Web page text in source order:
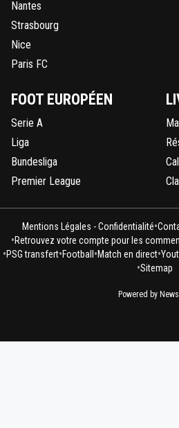
Nantes
Strasbourg
Nice
Paris FC
FOOT EUROPÉEN
Serie A
Liga
Bundesliga
Premier League
Mentions Légales - Confidentialité•
•Retrouvez votre compte pour les
•PSG transfert•Football •Match en direct•
•Sitemap
Powered by